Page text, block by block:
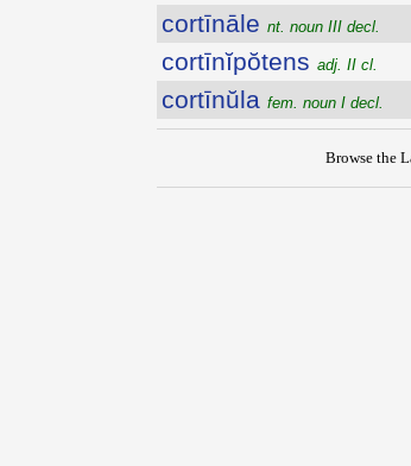
cortīnāle nt. noun III decl.
cortīnĭpŏtens adj. II cl.
cortīnŭla fem. noun I decl.
Browse the